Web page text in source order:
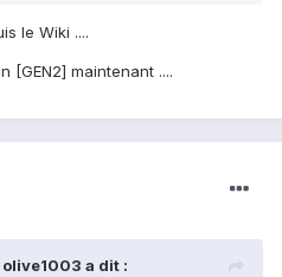
le Wiki ....
[GEN2] maintenant ....
a dit :